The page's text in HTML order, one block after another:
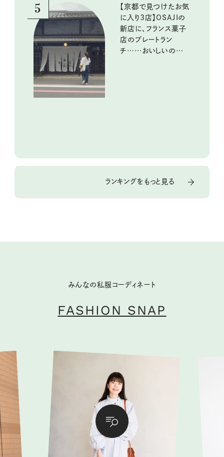
5
【京都で見つけたお気
に入り3店】OSAJIの
新店に、フランス菓子
店のプレートラン
チ……おいしいのんび
ランキングをもっと見る
みんなの私服コーディネート
FASHION SNAP